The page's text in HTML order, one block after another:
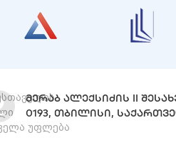
უფლება
ᲛᲔᲠᲐᲑ ᲐᲚᲔᲥᲡᲘᲫᲘᲡ II
0193, ᲗᲑᲘᲚᲘᲡᲘ,